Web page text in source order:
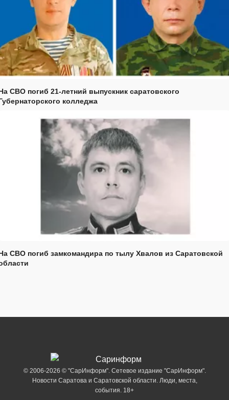
СВО погиб 21-летний выпускник саратовского
колледжа
СВО погиб замкомандира по тылу Хвалов из Саратовской
© 2006-2026 © "СарИнформ". Сетевое издание "СарИнформ".
Новости Саратова и Саратовской области. Люди, места,
события. 18+